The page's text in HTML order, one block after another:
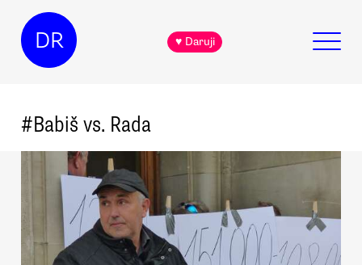
DR ♥ Daruji
#Babiš vs. Rada